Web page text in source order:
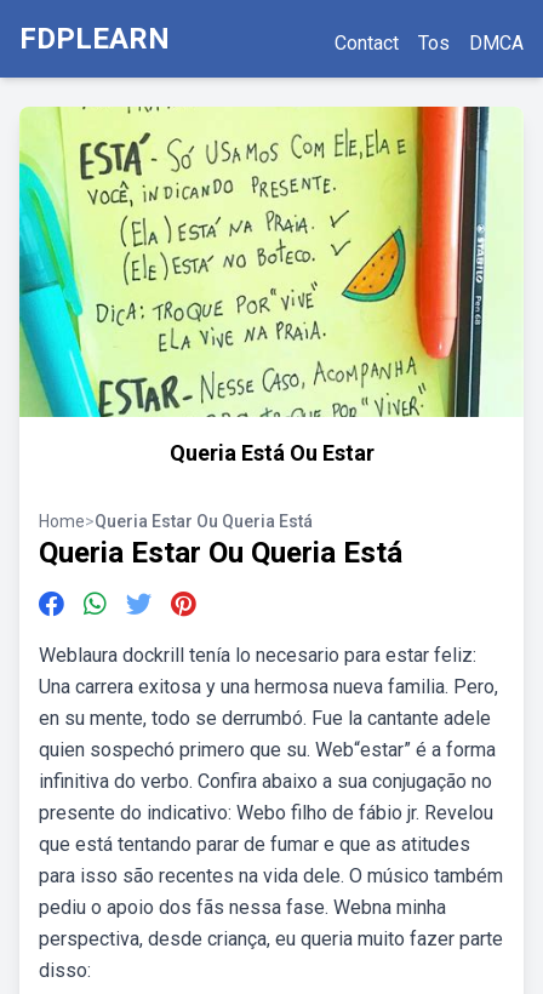
FDPLEARN Contact Tos DMCA
Queria Está Ou Estar
Home>Queria Estar Ou Queria Está
Queria Estar Ou Queria Está
Weblaura dockrill tenía lo necesario para estar feliz:
Una carrera exitosa y una hermosa nueva familia. Pero,
en su mente, todo se derrumbó. Fue la cantante adele
quien sospechó primero que su. Web“estar” é a forma
infinitiva do verbo. Confira abaixo a sua conjugação no
presente do indicativo: Webo filho de fábio jr. Revelou
que está tentando parar de fumar e que as atitudes
para isso são recentes na vida dele. O músico também
pediu o apoio dos fãs nessa fase. Webna minha
perspectiva, desde criança, eu queria muito fazer parte
disso: